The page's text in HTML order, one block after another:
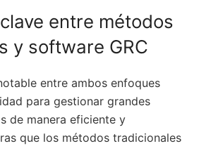
entre métodos
y software GRC
entre ambos enfoques
para gestionar grandes
de manera eficiente y
que los métodos tradicionales